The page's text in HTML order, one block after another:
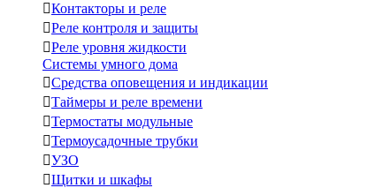
Контакторы и реле
Реле контроля и защиты
Реле уровня жидкости
Системы умного дома
Средства оповещения и индикации
Таймеры и реле времени
Термостаты модульные
Термоусадочные трубки
УЗО
Щитки и шкафы